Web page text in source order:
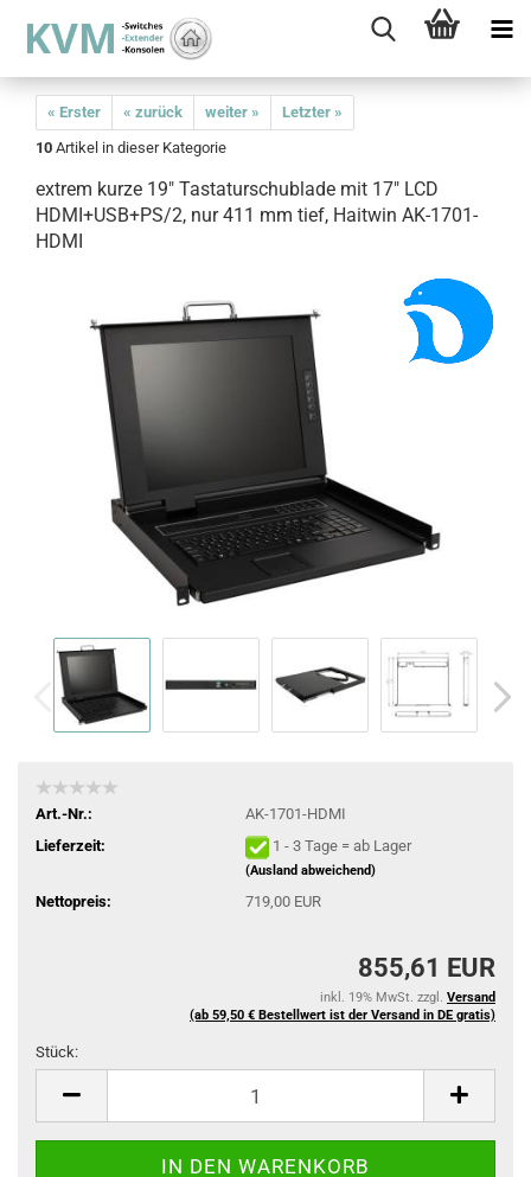
« Erster « zurück weiter »
Letzter »
10 Artikel in dieser Kategorie
extrem kurze 19" Tastaturschublade mit 17" LCD
HDMI+USB+PS/2, nur 411 mm tief, Haitwin AK-1701-
HDMI
Art.-Nr.:
AK-1701-HDMI
Lieferzeit:
1 - 3 Tage = ab Lager
(Ausland abweichend)
Nettopreis: 719,00 EUR
855,61 EUR
inkl. 19% MwSt. zzgl. Versand
(ab 59,50 € Bestellwert ist der Versand in DE gratis)
Stück: